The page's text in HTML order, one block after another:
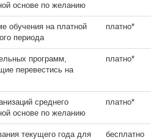
основе по желанию
обучения на платной
периода
платно*
программ,
перевестись на
платно*
среднего
основе по желанию
платно*
текущего года для
бесплатно